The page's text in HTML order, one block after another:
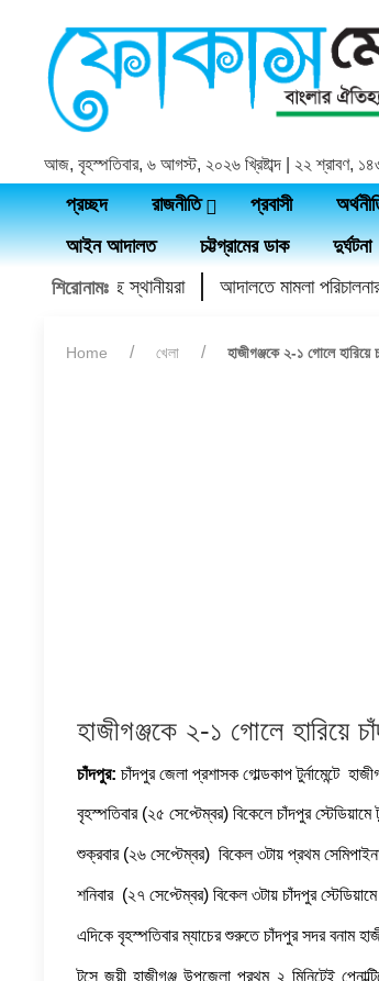
আজ, বৃহস্পতিবার, ৬ আগস্ট, ২০২৬ খ্রিষ্টাব্দ | ২২ শ্রাবণ,
প্রচ্ছদ রাজনীতি প্রবাসী
আইন আদালত
চট্টগ্রামের ডাক দুর্ঘটনা
শিরোনামঃ
দিয়েছে স্থানীয়রা আদালতে মামলা পরিচালনার
Home খেলা হাজীগঞ্জকে ২-১ গোলে হারিয়ে
হাজীগঞ্জকে ২-১ গোলে হারিয়ে
চাঁদপুর: চাঁদপুর জেলা প্রশাসক গোল্ডকাপ টুর্নামেন্টে
বৃহস্পতিবার (২৫ সেপ্টেম্বর) বিকেলে চাঁদপুর স্টেডিয়ামে
শুক্রবার (২৬ সেপ্টেম্বর) বিকেল ৩টায় প্রথম
শনিবার (২৭ সেপ্টেম্বর) বিকেল ৩টায় চাঁদপুর
এদিকে বৃহস্পতিবার ম্যাচের শুরুতে চাঁদপুর সদর বনাম
টসে জয়ী হাজীগঞ্জ উপজেলা প্রথম ২ মিনিটেই